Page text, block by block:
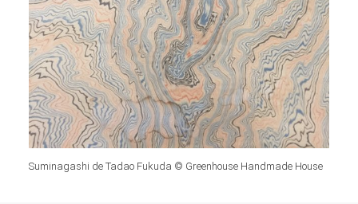
Suminagashi de Tadao Fukuda © Greenhouse Handmade House